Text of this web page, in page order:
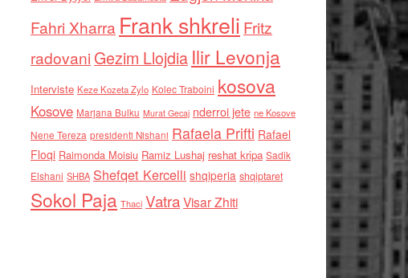
Fahri Xharra Frank shkreli Fritz
radovaniGezim Llojdia Ilir Levonja
Interviste Keze Kozeta Zylo Kolec Traboini kosova
Kosove Marjana Bulku Murat Gecaj nderroi jete ne Kosove
Nene Tereza presidenti Nishani Rafaela Prifti Rafael
Floqi Raimonda Moisiu Ramiz Lushaj reshat kripa Sadik
Elshani SHBA Shefqet Kercelli shqiperia shqiptaret
Sokol Paja Thaci VatraVisar Zhiti